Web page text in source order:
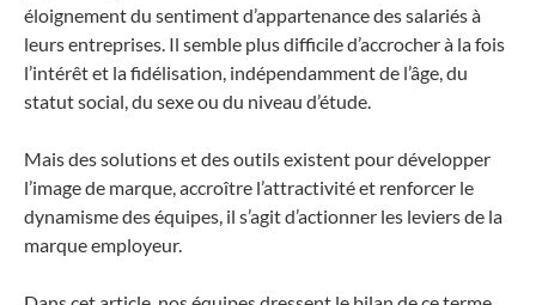
éloignement du sentiment d’appartenance des salariés à
leurs entreprises. Il semble plus difficile d’accrocher à la fois
l’intérêt et la fidélisation, indépendamment de l’âge, du
statut social, du sexe ou du niveau d’étude.
Mais des solutions et des outils existent pour développer
l’image de marque, accroître l’attractivité et renforcer le
dynamisme des équipes, il s’agit d’actionner les leviers de la
marque employeur.